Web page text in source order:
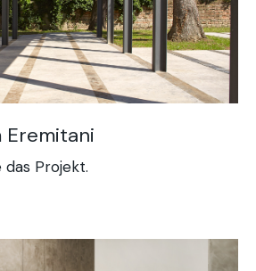
Eremitani
das Projekt.